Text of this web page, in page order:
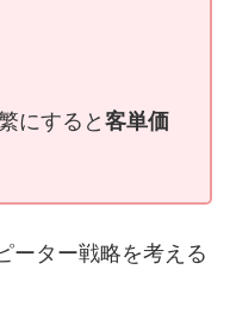
にすると客単価
ーター戦略を考える